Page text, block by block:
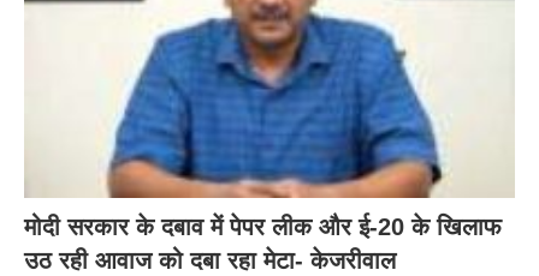
मोदी सरकार के दबाव में पेपर लीक और ई-20 के खिलाफ
उठ रही आवाज को दबा रहा मेटा- केजरीवाल